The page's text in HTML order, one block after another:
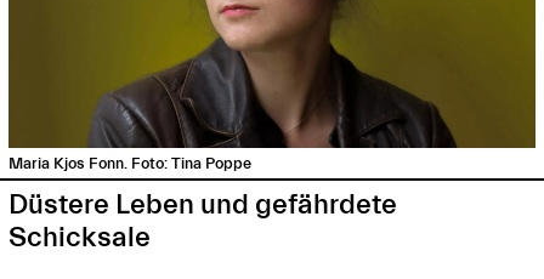
Maria Kjos Fonn. Foto: Tina Poppe
Düstere Leben und gefährdete
Schicksale